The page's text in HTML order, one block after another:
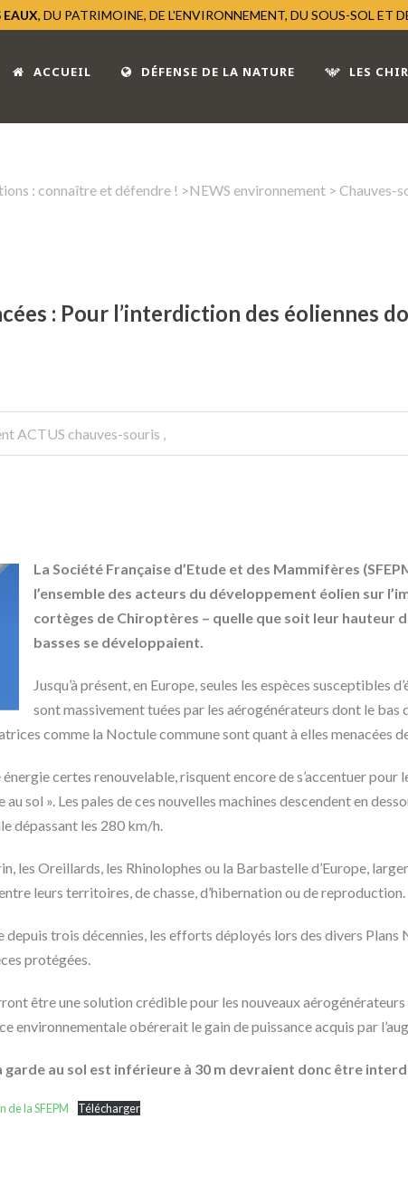
, DU PATRIMOINE, DE L'ENVIRONNEMENT, DU SOUS-SOL ET
ACCUEIL DÉFENSE DE LA NATURE LES
: connaître et défendre ! >NEWS environnement > Chauves-
: Pour l’interdiction des éoliennes
ACTUS chauves-souris ,
La Société Française d’Etude et des Mammifères
l’ensemble des acteurs du développement éolien sur
cortèges de Chiroptères – quelle que soit leur hauteur
basses se développaient.
Jusqu’à présent, en Europe, seules les espèces
sont massivement tuées par les aérogénérateurs dont le
comme la Noctule commune sont quant à elles menacées
certes renouvelable, risquent encore de s’accentuer
sol ». Les pales de ces nouvelles machines descendent en
dépassant les 280 km/h.
les Oreillards, les Rhinolophes ou la Barbastelle d’Europe,
leurs territoires, de chasse, d’hibernation ou de reproduction.
depuis trois décennies, les efforts déployés lors des divers
protégées.
être une solution crédible pour les nouveaux
environnementale obérerait le gain de puissance acquis par
garde au sol est inférieure à 30 m devraient donc être
la SFEPM Télécharger